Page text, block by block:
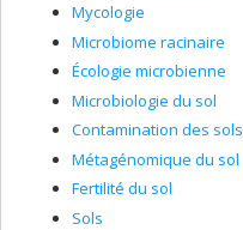
Mycologie
Microbiome racinaire
Écologie microbienne
Microbiologie du sol
Contamination des sols
Métagénomique du sol
Fertilité du sol
Sols